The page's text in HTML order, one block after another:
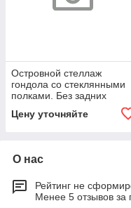
Островной стеллаж
гондола со стеклянными
полками. Без задних
стенок. Легкая серия LS
04
Цену уточняйте
О нас
Рейтинг не
Менее 5 отзывов за